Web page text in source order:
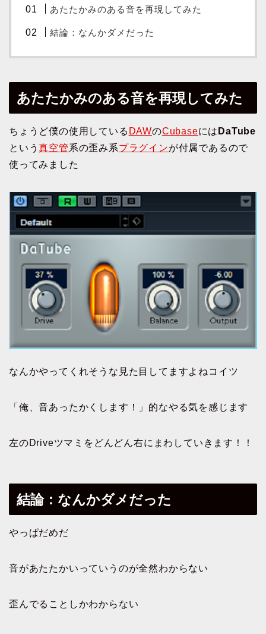
あたたかみのある音を再現してみた
結論：なんかダメだった
あたたかみのある音を再現してみた
ちょうど僕の使用している DAWのCubaseには DaTube
という真空管系の歪み系プラグインが付属であるので
使ってみました
なんかやってくれそうな見た目してますよねコイツ
「俺、音あったかくします！」的なやる気を感じます
左のDriveツマミをどんどん右にまわしていきます！！
結論：なんかダメだった
やっぱだめだ
音があたたかいっていうのが全然わからない
歪んでることしかわからない